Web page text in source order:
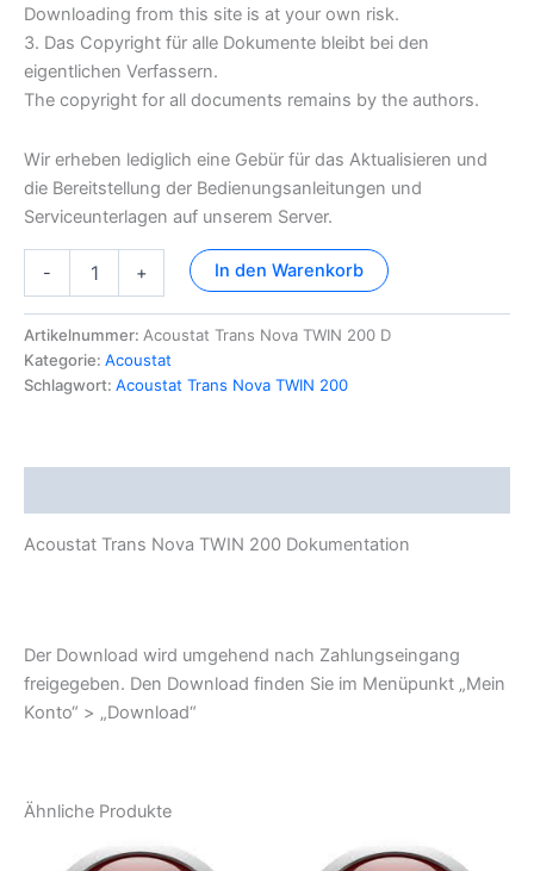
Downloading from this site is at your own risk.
3. Das Copyright für alle Dokumente bleibt bei den
eigentlichen Verfassern.
The copyright for all documents remains by the authors.
Wir erheben lediglich eine Gebür für das Aktualisieren und
die Bereitstellung der Bedienungsanleitungen und
Serviceunterlagen auf unserem Server.
-
TWIN
200
Dokumentation
+ In den Warenkorb
Artikelnummer: Acoustat Trans Nova TWIN 200 D
Kategorie: Acoustat
Schlagwort: Acoustat Trans Nova TWIN 200
Acoustat Trans Nova TWIN 200 Dokumentation
Der Download wird umgehend nach Zahlungseingang
freigegeben. Den Download finden Sie im Menüpunkt „Mein
Konto“ > „Download“
Ähnliche Produkte